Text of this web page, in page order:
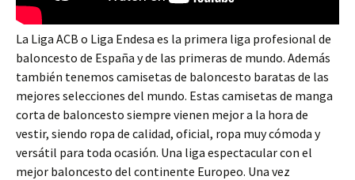
La Liga ACB o Liga Endesa es la primera liga profesional de
baloncesto de España y de las primeras de mundo. Además
también tenemos camisetas de baloncesto baratas de las
mejores selecciones del mundo. Estas camisetas de manga
corta de baloncesto siempre vienen mejor a la hora de
vestir, siendo ropa de calidad, oficial, ropa muy cómoda y
versátil para toda ocasión. Una liga espectacular con el
mejor baloncesto del continente Europeo. Una vez